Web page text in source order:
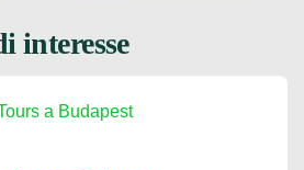
interesse
a Budapest